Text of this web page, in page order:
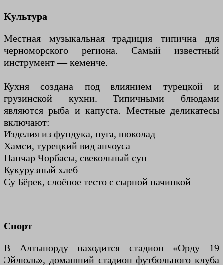
Культура
Местная музыкальная традиция типична для
черноморского региона. Самый известный
инструмент — кеменче.
Кухня создана под влиянием турецкой и
грузинской кухни. Типичными блюдами
являются рыба и капуста. Местные деликатесы
включают:
Изделия из фундука, нуга, шоколад
Хамси, турецкий вид анчоуса
Панчар Чорбасы, свекольный суп
Кукурузный хлеб
Су Бёрек, слоёное тесто с сырной начинкой
Спорт
В Алтынорду находится стадион «Орду 19
Эйлюль», домашний стадион футбольного клуба